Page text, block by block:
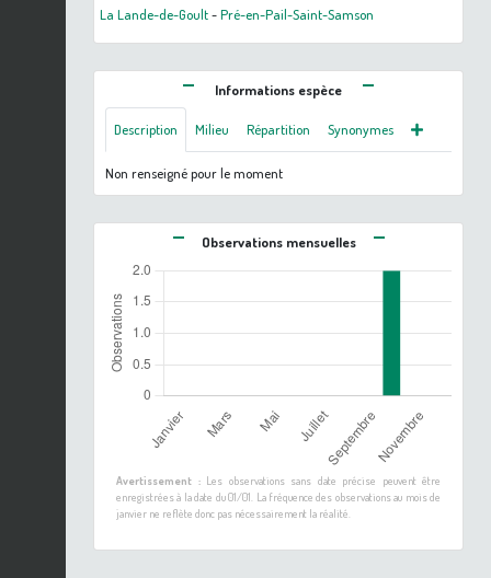
La Lande-de-Goult-Pré-en-Pail-Saint-Samson
Informations espèce
Description Milieu Répartition Synonymes
Non renseigné pour le moment
Observations mensuelles
Avertissement :Les observations sans date précise peuvent être
enregistrées à la date du 01/01. La fréquence des observations au mois de
janvier ne reflète donc pas nécessairement la réalité.